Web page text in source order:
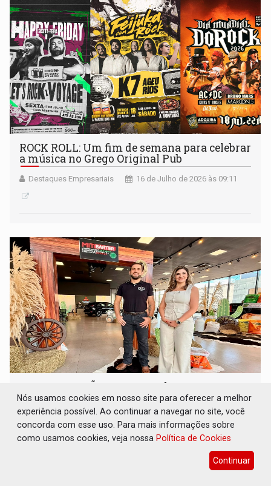
ROCK ROLL: Um fim de semana para celebrar
a música no Grego Original Pub
Destaques Empresariais 16 de Julho de 2026 às 09:11
PROGRAMAÇÃO: MIT AGRO leva a
Mitsubishi ao encontro dos produtores de RO
Destaques Empresariais 13 de Julho de 2026 às 11:43
Nós usamos cookies em nosso site para oferecer a melhor
experiência possível. Ao continuar a navegar no site, você
concorda com esse uso. Para mais informações sobre
como usamos cookies, veja nossa Política de Cookies
Continuar